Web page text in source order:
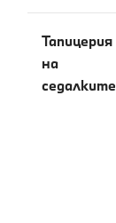
Тапицерия
на
седалките